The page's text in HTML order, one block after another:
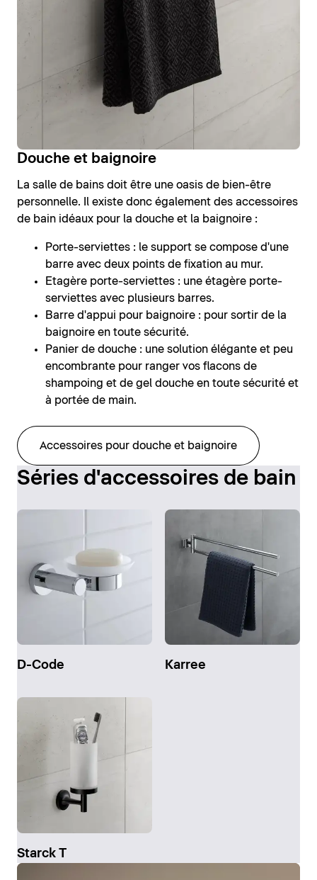
Douche et baignoire
La salle de bains doit être une oasis de bien-être
personnelle. Il existe donc également des accessoires
de bain idéaux pour la douche et la baignoire :
Porte-serviettes : le support se compose d'une
barre avec deux points de fixation au mur.
Etagère porte-serviettes : une étagère porte-
serviettes avec plusieurs barres.
Barre d'appui pour baignoire : pour sortir de la
baignoire en toute sécurité.
Panier de douche : une solution élégante et peu
encombrante pour ranger vos flacons de
shampoing et de gel douche en toute sécurité et
à portée de main.
Accessoires pour douche et baignoire
Séries d'accessoires de bain
D-Code Karree
Starck T